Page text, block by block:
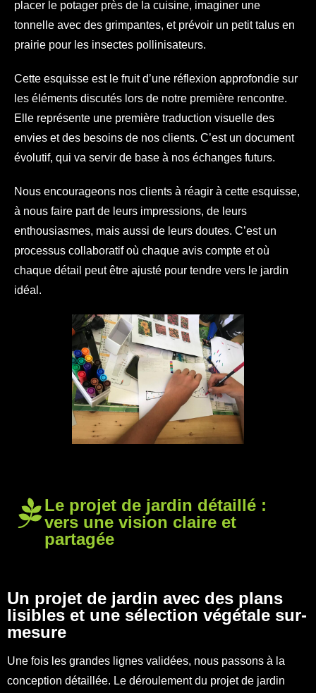
placer le potager près de la cuisine, imaginer une
tonnelle avec des grimpantes, et prévoir un petit talus en
prairie pour les insectes pollinisateurs.
Cette esquisse est le fruit d’une réflexion approfondie sur
les éléments discutés lors de notre première rencontre.
Elle représente une première traduction visuelle des
envies et des besoins de nos clients. C’est un document
évolutif, qui va servir de base à nos échanges futurs.
Nous encourageons nos clients à réagir à cette esquisse,
à nous faire part de leurs impressions, de leurs
enthousiasmes, mais aussi de leurs doutes. C’est un
processus collaboratif où chaque avis compte et où
chaque détail peut être ajusté pour tendre vers le jardin
idéal.
Le projet de jardin détaillé :
vers une vision claire et
partagée
Un projet de jardin avec des plans
lisibles et une sélection végétale sur-
mesure
Une fois les grandes lignes validées, nous passons à la
conception détaillée. Le déroulement du projet de jardin